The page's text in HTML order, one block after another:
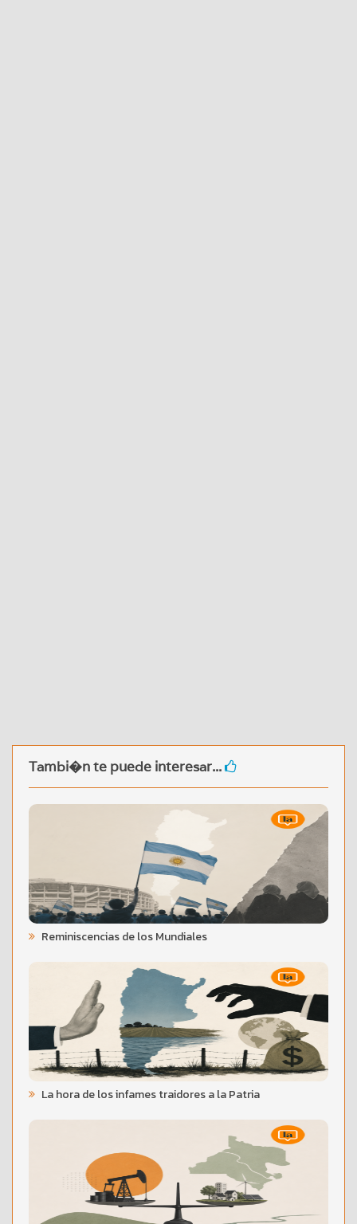
Tambi�n te puede interesar...
Reminiscencias de los Mundiales
La hora de los infames traidores a la Patria